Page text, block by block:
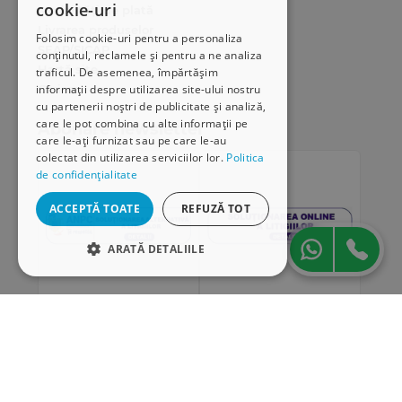
cookie-uri
Folosim cookie-uri pentru a personaliza
conținutul, reclamele și pentru a ne analiza
traficul. De asemenea, împărtășim
informații despre utilizarea site-ului nostru
cu partenerii noștri de publicitate și analiză,
care le pot combina cu alte informații pe
care le-ați furnizat sau pe care le-au
colectat din utilizarea serviciilor lor. Politica
de confidențialitate
ACCEPTĂ TOATE REFUZĂ TOT
ARATĂ DETALIILE
Modalități de plată
SEAP/SICAP
Hartă site
Cariere
Abonare newsletter